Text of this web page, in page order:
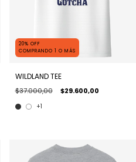
20% OFF
COMPRANDO 1 O MÁS
WILDLAND TEE
$37.000,00 $29.600,00
+1